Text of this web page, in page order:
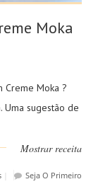
Moka
Creme Moka ?
Uma sugestão de
Mostrar receita
|
Seja O Primeiro